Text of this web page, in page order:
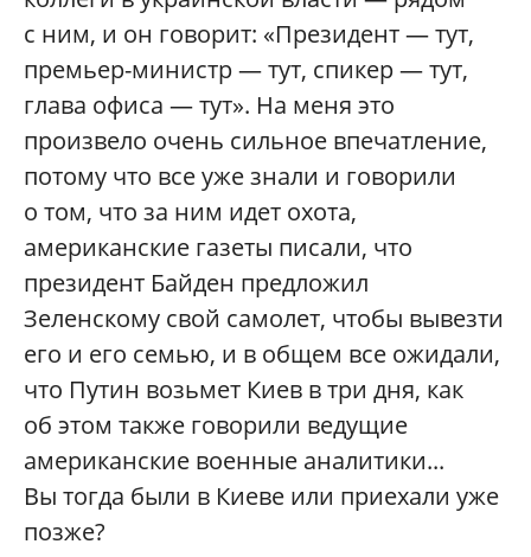
с ним, и он говорит: «Президент — тут,
премьер-министр — тут, спикер — тут,
глава офиса — тут». На меня это
произвело очень сильное впечатление,
потому что все уже знали и говорили
о том, что за ним идет охота,
американские газеты писали, что
президент Байден предложил
Зеленскому свой самолет, чтобы вывезти
его и его семью, и в общем все ожидали,
что Путин возьмет Киев в три дня, как
об этом также говорили ведущие
американские военные аналитики...
Вы тогда были в Киеве или приехали уже
позже?